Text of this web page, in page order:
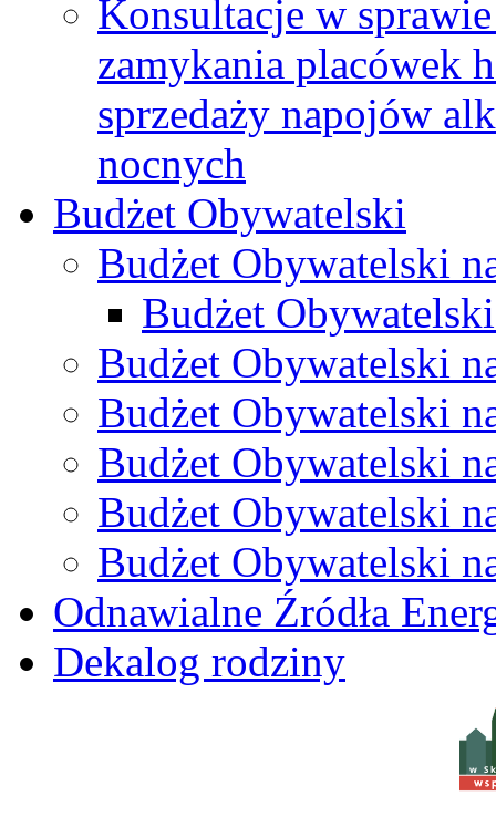
Konsultacje w
zamykania placówek
sprzedaży napojów
nocnych
Budżet Obywatelski
Budżet Obywatelski
Budżet
Budżet Obywatelski
Budżet Obywatelski
Budżet Obywatelski
Budżet Obywatelski
Budżet Obywatelski
Odnawialne Źródła
Dekalog rodziny
w